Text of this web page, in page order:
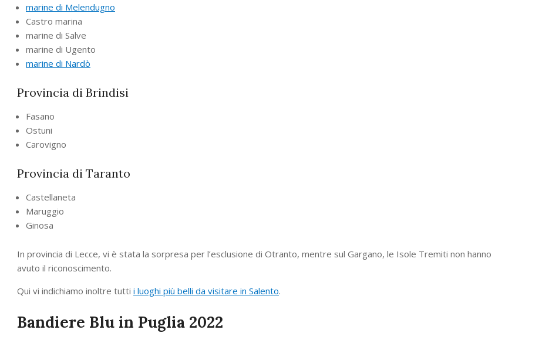
marine di Melendugno
Castro marina
marine di Salve
marine di Ugento
marine di Nardò
Provincia di Brindisi
Fasano
Ostuni
Carovigno
Provincia di Taranto
Castellaneta
Maruggio
Ginosa
In provincia di Lecce, vi è stata la sorpresa per l’esclusione di Otranto, mentre sul Gargano, le Isole Tremiti non hanno
avuto il riconoscimento.
Qui vi indichiamo inoltre tutti i luoghi più belli da visitare in Salento.
Bandiere Blu in Puglia 2022